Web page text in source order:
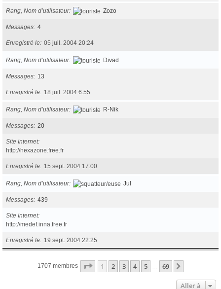
Rang, Nom d’utilisateur Zozo
Messages 4
Enregistré le 05 juil. 2004 20:24
Rang, Nom d’utilisateur Divad
Messages 13
Enregistré le 18 juil. 2004 6:55
Rang, Nom d’utilisateur R-Nik
Messages 20
Site Internet
http://hexazone.free.fr
Enregistré le 15 sept. 2004 17:00
Rang, Nom d’utilisateur Jul
Messages 439
Site Internet
http://medef.inna.free.fr
Enregistré le 19 sept. 2004 22:25
1707 membres Page 1sur69
1 2 3 4 5 69
Aller à